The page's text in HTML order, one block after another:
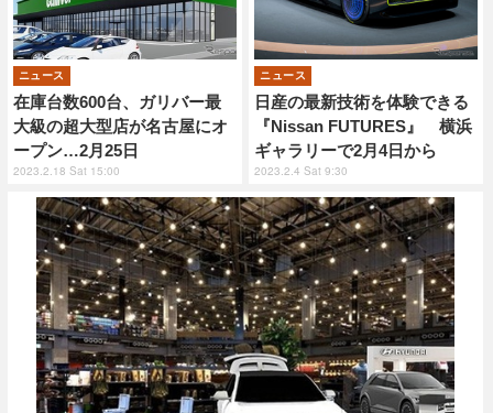
在庫台数600台、ガリバー最
大級の超大型店が名古屋にオ
ープン…2月25日
ニュース
2023.2.18 Sat 15:00
日産の最新技術を体験できる
『Nissan FUTURES』 横浜
ギャラリーで2月4日から
ニュース
2023.2.4 Sat 9:30